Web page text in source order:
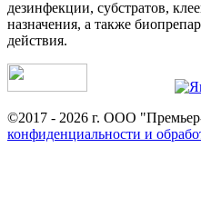
дезинфекции, субстратов,
назначения, а также
действия.
©2017 - 2026 г. ООО
конфиденциальности и